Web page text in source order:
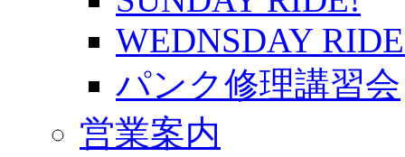
WEDNSDAY
パンク修理講習会
営業案内